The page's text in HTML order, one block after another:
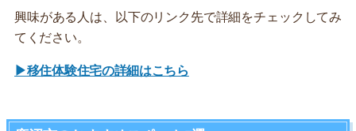
興味がある人は、以下のリンク先で詳細をチェックしてみ
てください。
▶移住体験住宅の詳細はこちら